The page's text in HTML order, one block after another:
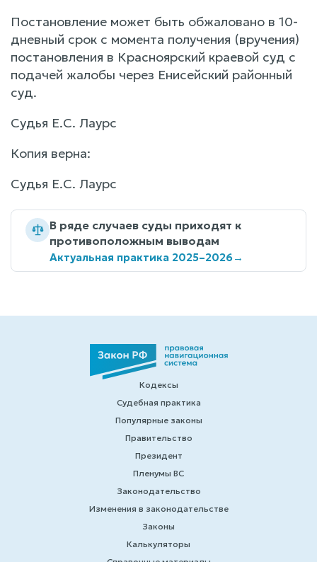
Постановление может быть обжаловано в 10-
дневный срок с момента получения (вручения)
постановления в Красноярский краевой суд с
подачей жалобы через Енисейский районный
суд.
Судья Е.С. Лаурс
Копия верна:
Судья Е.С. Лаурс
В ряде случаев суды приходят к
противоположным выводам
Актуальная практика 2025–2026→
Кодексы
Судебная практика
Популярные законы
Правительство
Президент
Пленумы ВС
Законодательство
Изменения в законодательстве
Законы
Калькуляторы